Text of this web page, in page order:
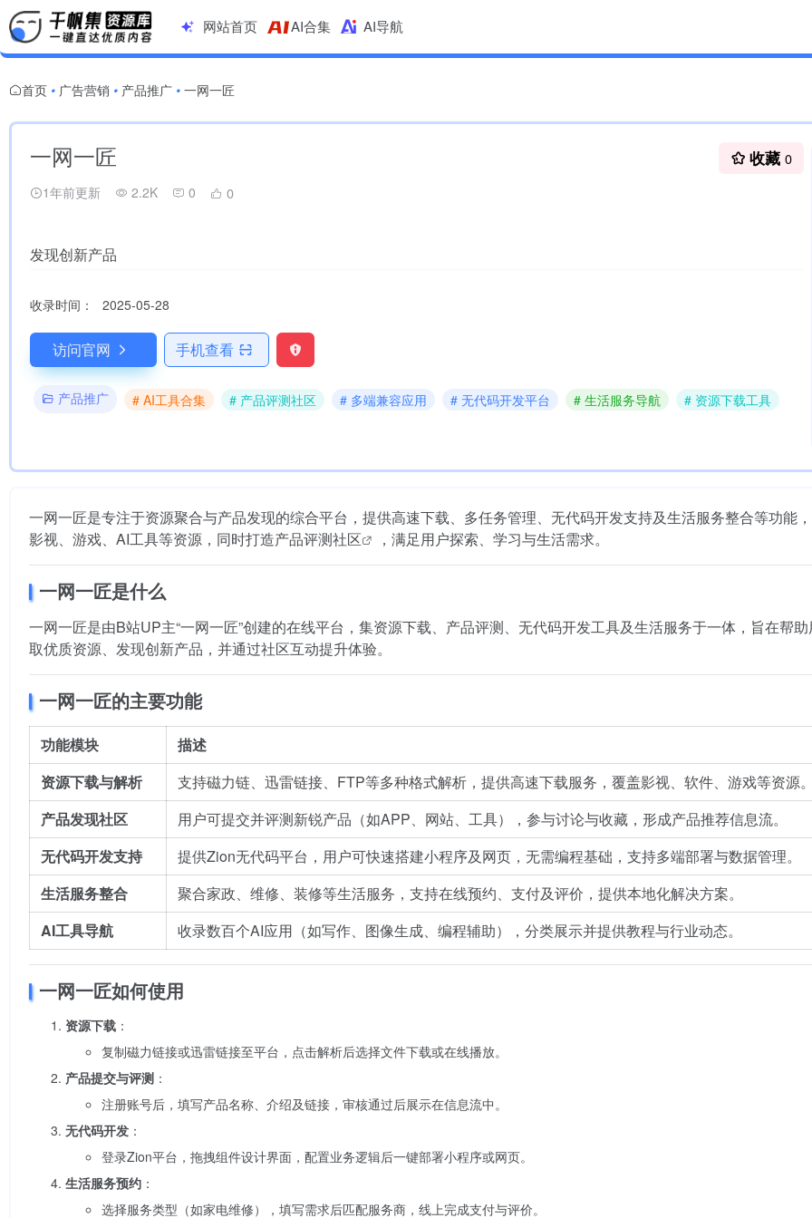
网站首页 AI合集 AI导航
首页 • 广告营销 • 产品推广 • 一网一匠
一网一匠
1年前更新 2.2K 0 0
收藏 0
发现创新产品
收录时间： 2025-05-28
访问官网 手机查看
产品推广 # AI工具合集 # 产品评测社区 # 多端兼容应用 # 无代码开发平台 # 生活服务导航 # 资源下载工具
一网一匠是专注于资源聚合与产品发现的综合平台，提供高速下载、多任务管理、无代码开发支持及生活服务整合等功能
影视、游戏、AI工具等资源，同时打造产品评测社区 ，满足用户探索、学习与生活需求。
一网一匠是什么
一网一匠是由B站UP主“一网一匠”创建的在线平台，集资源下载、产品评测、无代码开发工具及生活服务于一体，旨在帮
取优质资源、发现创新产品，并通过社区互动提升体验。
一网一匠的主要功能
功能模块
描述
资源下载与解析
支持磁力链、迅雷链接、FTP等多种格式解析，提供高速下载服务，覆盖影视、软件、游戏等资源
产品发现社区
用户可提交并评测新锐产品（如APP、网站、工具），参与讨论与收藏，形成产品推荐信息流。
无代码开发支持
提供Zion无代码平台，用户可快速搭建小程序及网页，无需编程基础，支持多端部署与数据管理。
生活服务整合
聚合家政、维修、装修等生活服务，支持在线预约、支付及评价，提供本地化解决方案。
AI工具导航
收录数百个AI应用（如写作、图像生成、编程辅助），分类展示并提供教程与行业动态。
一网一匠如何使用
资源下载 ：
复制磁力链接或迅雷链接至平台，点击解析后选择文件下载或在线播放。
产品提交与评测 ：
注册账号后，填写产品名称、介绍及链接，审核通过后展示在信息流中。
无代码开发 ：
登录Zion平台，拖拽组件设计界面，配置业务逻辑后一键部署小程序或网页。
生活服务预约 ：
选择服务类型（如家电维修），填写需求后匹配服务商，线上完成支付与评价。